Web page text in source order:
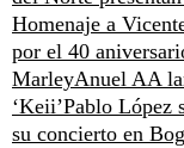
Homenaje a
por el 40
MarleyAnuel AA
‘Keii’Pablo López
su concierto en